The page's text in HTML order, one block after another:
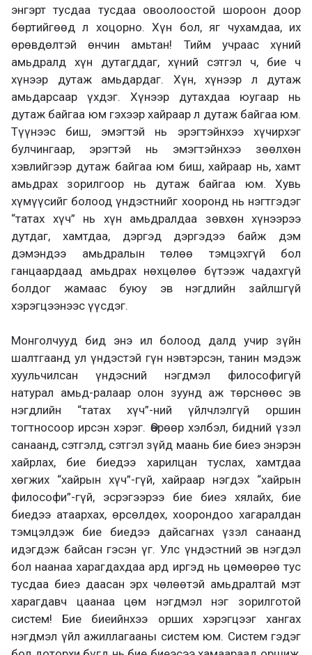
энгэрт тусдаа тусдаа овоолоостой шороон доор
бөртийгөөд л хоцорно. Хүн бол, яг чухамдаа, их
өрөвдөлтэй өнчин амьтан! Тийм учраас хүний
амьдралд хүн дутагддаг, хүний сэтгэл ч, бие ч
хүнээр дутаж амьдардаг. Хүн, хүнээр л дутаж
амьдарсаар үхдэг. Хүнээр дутахдаа юугаар нь
дутаж байгаа юм гэхээр хайраар л дутаж байгаа юм.
Түүнээс биш, эмэгтэй нь эрэгтэйнхээ хүчирхэг
булчингаар, эрэгтэй нь эмэгтэйнхээ зөөлхөн
хэвлийгээр дутаж байгаа юм биш, хайраар нь, хамт
амьдрах зорилгоор нь дутаж байгаа юм. Хувь
хүмүүсийг болоод үндэстнийг хооронд нь нэгтгэдэг
“татах хүч” нь хүн амьдралдаа зөвхөн хүнээрээ
дутдаг, хамтдаа, дэргэд дэргэдээ байж дэм
дэмэндээ амьдралын төлөө тэмцэхгүй бол
ганцаардаад амьдрах нөхцөлөө бүтээж чадахгүй
болдог жамаас буюу эв нэгдлийн зайлшгүй
хэрэгцээнээс үүсдэг.
Монголчууд бид энэ ил болоод далд учир зүйн
шалтгаанд ул үндэстэй гүн нэвтэрсэн, танин мэдэж
хууль­чилсан үндэсний нэгдмэл философигүй
натурал амьд-ралаар олон зуунд аж төрснөөс эв
нэгдлийн “татах хүч”-ний үйлчлэлгүй оршин
тогтносоор ирсэн хэрэг. Өөрөөр хэлбэл, бидний үзэл
санаанд, сэтгэлд, сэтгэл зүйд маань бие биеэ энэрэн
хайрлах, бие биедээ харилцан туслах, хамтдаа
хөгжих “хайрын хүч”-гүй, хайраар нэгдэх “хайрын
философи”-гүй, эсрэгээрээ бие биеэ хялайх, бие
биедээ атаархах, өрсөлдөх, хоорондоо хагаралдан
тэмцэлдэж бие биедээ дайсагнах үзэл санаанд
идэгдэж байсан гэсэн үг. Улс үндэстний эв нэгдэл
бол наанаа харагдахдаа ард иргэд нь цөмөөрөө тус
тусдаа биеэ даасан эрх чөлөөтэй амьдралтай мэт
харагдавч цаанаа цөм нэгдмэл нэг зорилготой
систем! Бие биеийнхээ орших хэрэгцээг хангах
нэгдмэл үйл ажиллагааны систем юм. Систем гэдэг